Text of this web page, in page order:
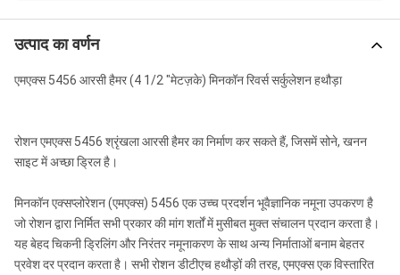
उत्पाद का वर्णन
एमएक्स 5456 आरसी हैमर (4 1/2 "मेटज़के) मिनकॉन रिवर्स सर्कुलेशन हथौड़ा
रोशन एमएक्स 5456 श्रृंखला आरसी हैमर का निर्माण कर सकते हैं, जिसमें सोने, खनन
साइट में अच्छा ड्रिल है।
मिनकॉन एक्सप्लोरेशन (एमएक्स) 5456 एक उच्च प्रदर्शन भूवैज्ञानिक नमूना उपकरण है
जो रोशन द्वारा निर्मित सभी प्रकार की मांग शर्तों में मुसीबत मुक्त संचालन प्रदान करता है।
यह बेहद चिकनी ड्रिलिंग और निरंतर नमूनाकरण के साथ अन्य निर्माताओं बनाम बेहतर
प्रवेश दर प्रदान करता है। सभी रोशन डीटीएच हथौड़ों की तरह, एमएक्स एक विस्तारित